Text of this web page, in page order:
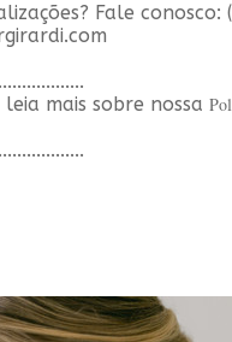
Fale conosco:
mais sobre nossa